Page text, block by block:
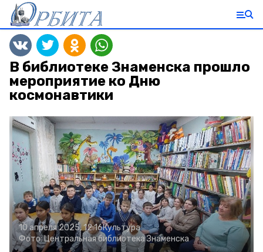
В библиотеке Знаменска прошло
мероприятие ко Дню
космонавтики
10 апреля 2025, 12:16Культура
Фото:Центральная библиотека Знаменска